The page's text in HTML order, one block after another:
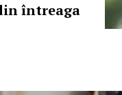
întreaga